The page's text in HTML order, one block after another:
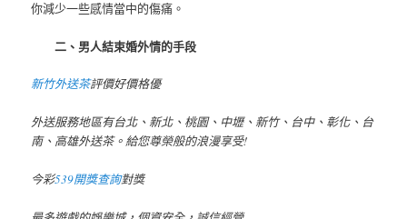
你減少一些感情當中的傷痛。
二、男人結束婚外情的手段
新竹外送茶評價好價格優
外送服務地區有台北、新北、桃園、中壢、新竹、台中、彰化、台
南、高雄外送茶。給您尊榮般的浪漫享受!
今彩539開獎查詢對獎